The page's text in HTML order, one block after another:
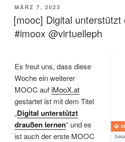
VERÖFFENTLICHT
AM
MÄRZ 7, 2023
[mooc] Digital unterstützt
#imoox @virtuelleph
Es freut uns, dass diese
Woche ein weiterer
MOOC aufiMooX.at
gestartet ist mit dem Titel
„Digital unterstützt
draußen lernen“ und es
ist auch der erste MOOC